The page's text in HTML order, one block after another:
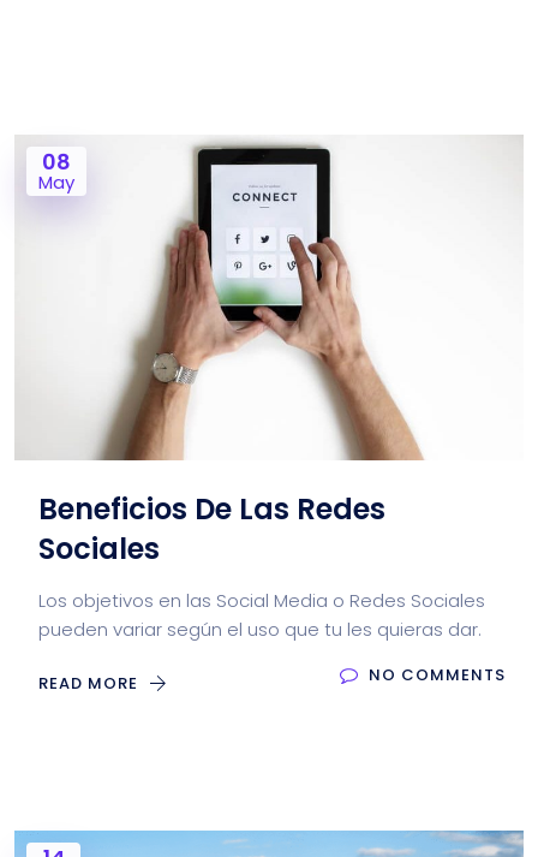
08
May
Beneficios De Las Redes
Sociales
Los objetivos en las Social Media o Redes Sociales
pueden variar según el uso que tu les quieras dar.
READ MORE NO COMMENTS